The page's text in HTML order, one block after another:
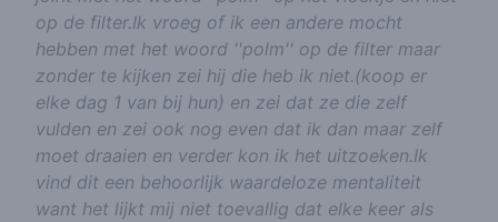
op de filter.Ik vroeg of ik een andere mocht
hebben met het woord ''polm'' op de filter maar
zonder te kijken zei hij die heb ik niet.(koop er
elke dag 1 van bij hun) en zei dat ze die zelf
vulden en zei ook nog even dat ik dan maar zelf
moet draaien en verder kon ik het uitzoeken.Ik
vind dit een behoorlijk waardeloze mentaliteit
want het lijkt mij niet toevallig dat elke keer als